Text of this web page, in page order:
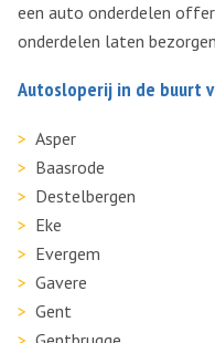
een auto onderdelen
onderdelen laten
Autosloperij in de buurt
Asper
Baasrode
Destelbergen
Eke
Evergem
Gavere
Gent